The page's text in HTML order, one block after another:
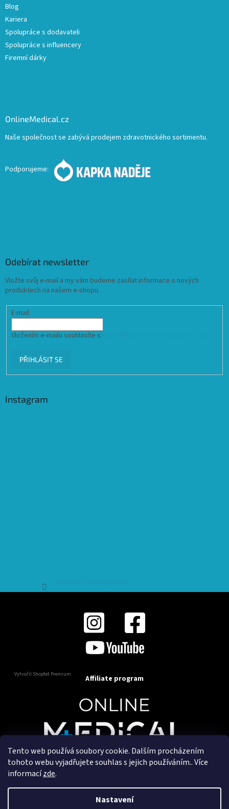
Tento web používá soubory cookie. Dalším procházením
tohoto webu vyjadřujete souhlas s jejich používáním.. Více
informacízde.
Nastavení
Blog
Kariera
Spolupráce s dodavateli
Spolupráce s influencery
Firemní dárky
OnlineMedical.cz
Naše společnost se zabývá prodejem zdravotnického sortimentu.
Podporujeme:
Odebírat newsletter
Vložte svůj e-mail a my vám budeme zasílat informace o nových
produktech na našem e-shopu.
E-mail
Vložením e-mailu souhlasíte s
PŘIHLÁSIT SE
Instagram
Vytvořil Shoptet Premium Affiliate program
Copyright 2025OnlineMedical.cz. Všechna práva
Vytvořil a marketingově zajišťuje